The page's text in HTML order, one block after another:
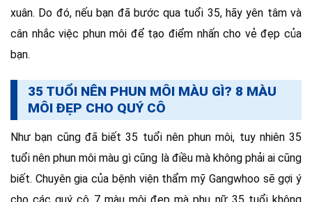
xuân. Do đó, nếu bạn đã bước qua tuổi 35, hãy yên tâm và
cân nhắc việc phun môi để tạo điểm nhấn cho vẻ đẹp của
bạn.
35 TUỔI NÊN PHUN MÔI MÀU GÌ? 8 MÀU
MÔI ĐẸP CHO QUÝ CÔ
Như bạn cũng đã biết 35 tuổi nên phun môi, tuy nhiên 35
tuổi nên phun môi màu gì cũng là điều mà không phải ai cũng
biết. Chuyên gia của bệnh viện thẩm mỹ Gangwhoo sẽ gợi ý
cho các quý cô 7 màu môi đẹp mà phụ nữ 35 tuổi không